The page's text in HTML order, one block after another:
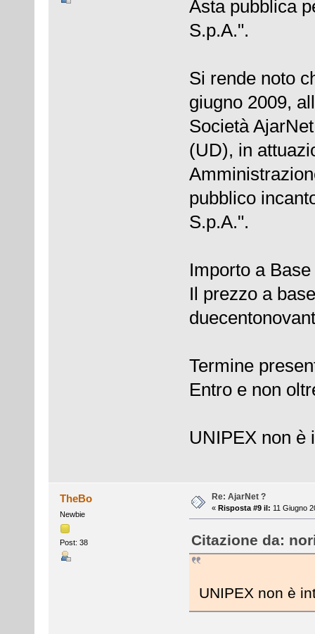
Asta pubblica
S.p.A.".
Si rende noto
giugno 2009,
Società
(UD), in
pubblico
S.p.A.".
Importo a
Il prezzo a
Termine
Entro e non
UNIPEX non è
TheBo
Newbie
Post: 38
Re: AjarNet ?
« Risposta #9 il: 11 Giugno
Citazione da:
UNIPEX non è